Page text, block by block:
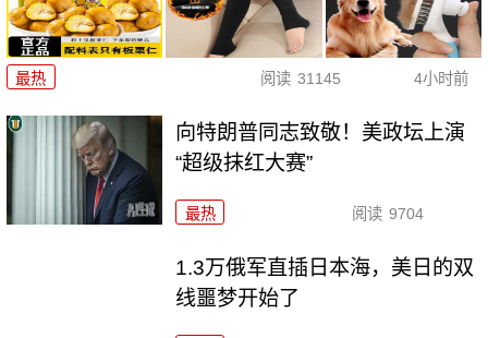
最热 阅读 31145 4小时前
向特朗普同志致敬！美政坛上演
“超级抹红大赛”
最热 阅读 9704
1.3万俄军直插日本海，美日的双
线噩梦开始了